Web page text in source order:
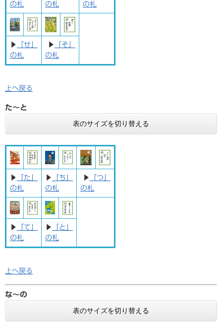
の札
の札
の札
▶
「せ」
の札
▶
「そ」
の札
上へ戻る
た〜と
表のサイズを切り替える
▶
「た」
の札
▶
「ち」
の札
▶
「つ」
の札​
▶
「て」
の札
▶
「と」
の札
上へ戻る
な〜の
表のサイズを切り替える